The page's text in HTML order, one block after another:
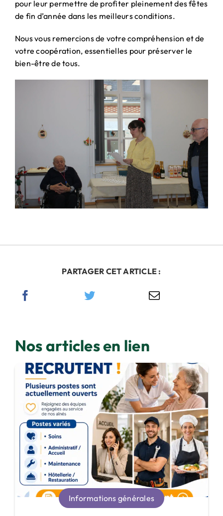
pour leur permettre de profiter pleinement des fêtes
de fin d’année dans les meilleurs conditions.
Nous vous remercions de votre compréhension et de
votre coopération, essentielles pour préserver le
bien-être de tous.
PARTAGER CET ARTICLE :
Nos articles en lien
Informations générales